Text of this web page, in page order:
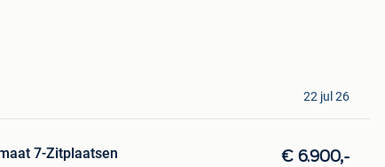
22 jul 26
7-Zitplaatsen € 6.900,-